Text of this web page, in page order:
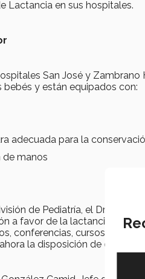
Lactancia en sus hospitales.
San José y
y están equipados con:
adecuada para la
de manos
de Pediatría, el Dr.
a favor de la lactancia
conferencias, cursos de
la disposición de estas